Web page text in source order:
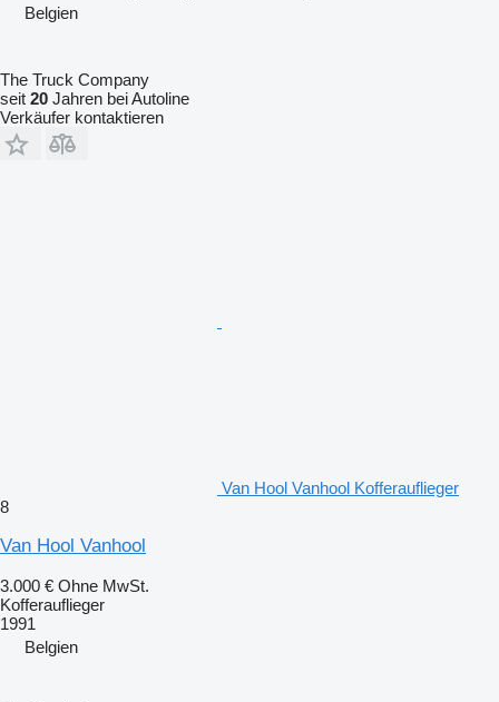
Belgien
The Truck Company
seit 20 Jahren bei Autoline
Verkäufer kontaktieren
Van Hool Vanhool Kofferauflieger
8
Van Hool Vanhool
3.000 € Ohne MwSt.
Kofferauflieger
1991
Belgien